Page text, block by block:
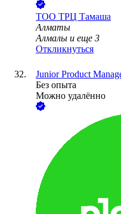
ТОО ТРЦ Тамаша
Алматы
Алмалы и еще 3
Откликнуться
Junior Product
Без опыта
Можно удалённо